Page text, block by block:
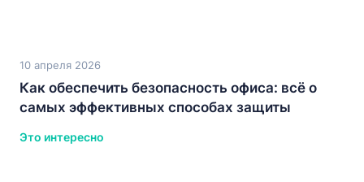
10 апреля 2026
Как обеспечить безопасность офиса: всё о
самых эффективных способах защиты
Это интересно